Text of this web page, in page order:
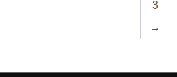
3
→